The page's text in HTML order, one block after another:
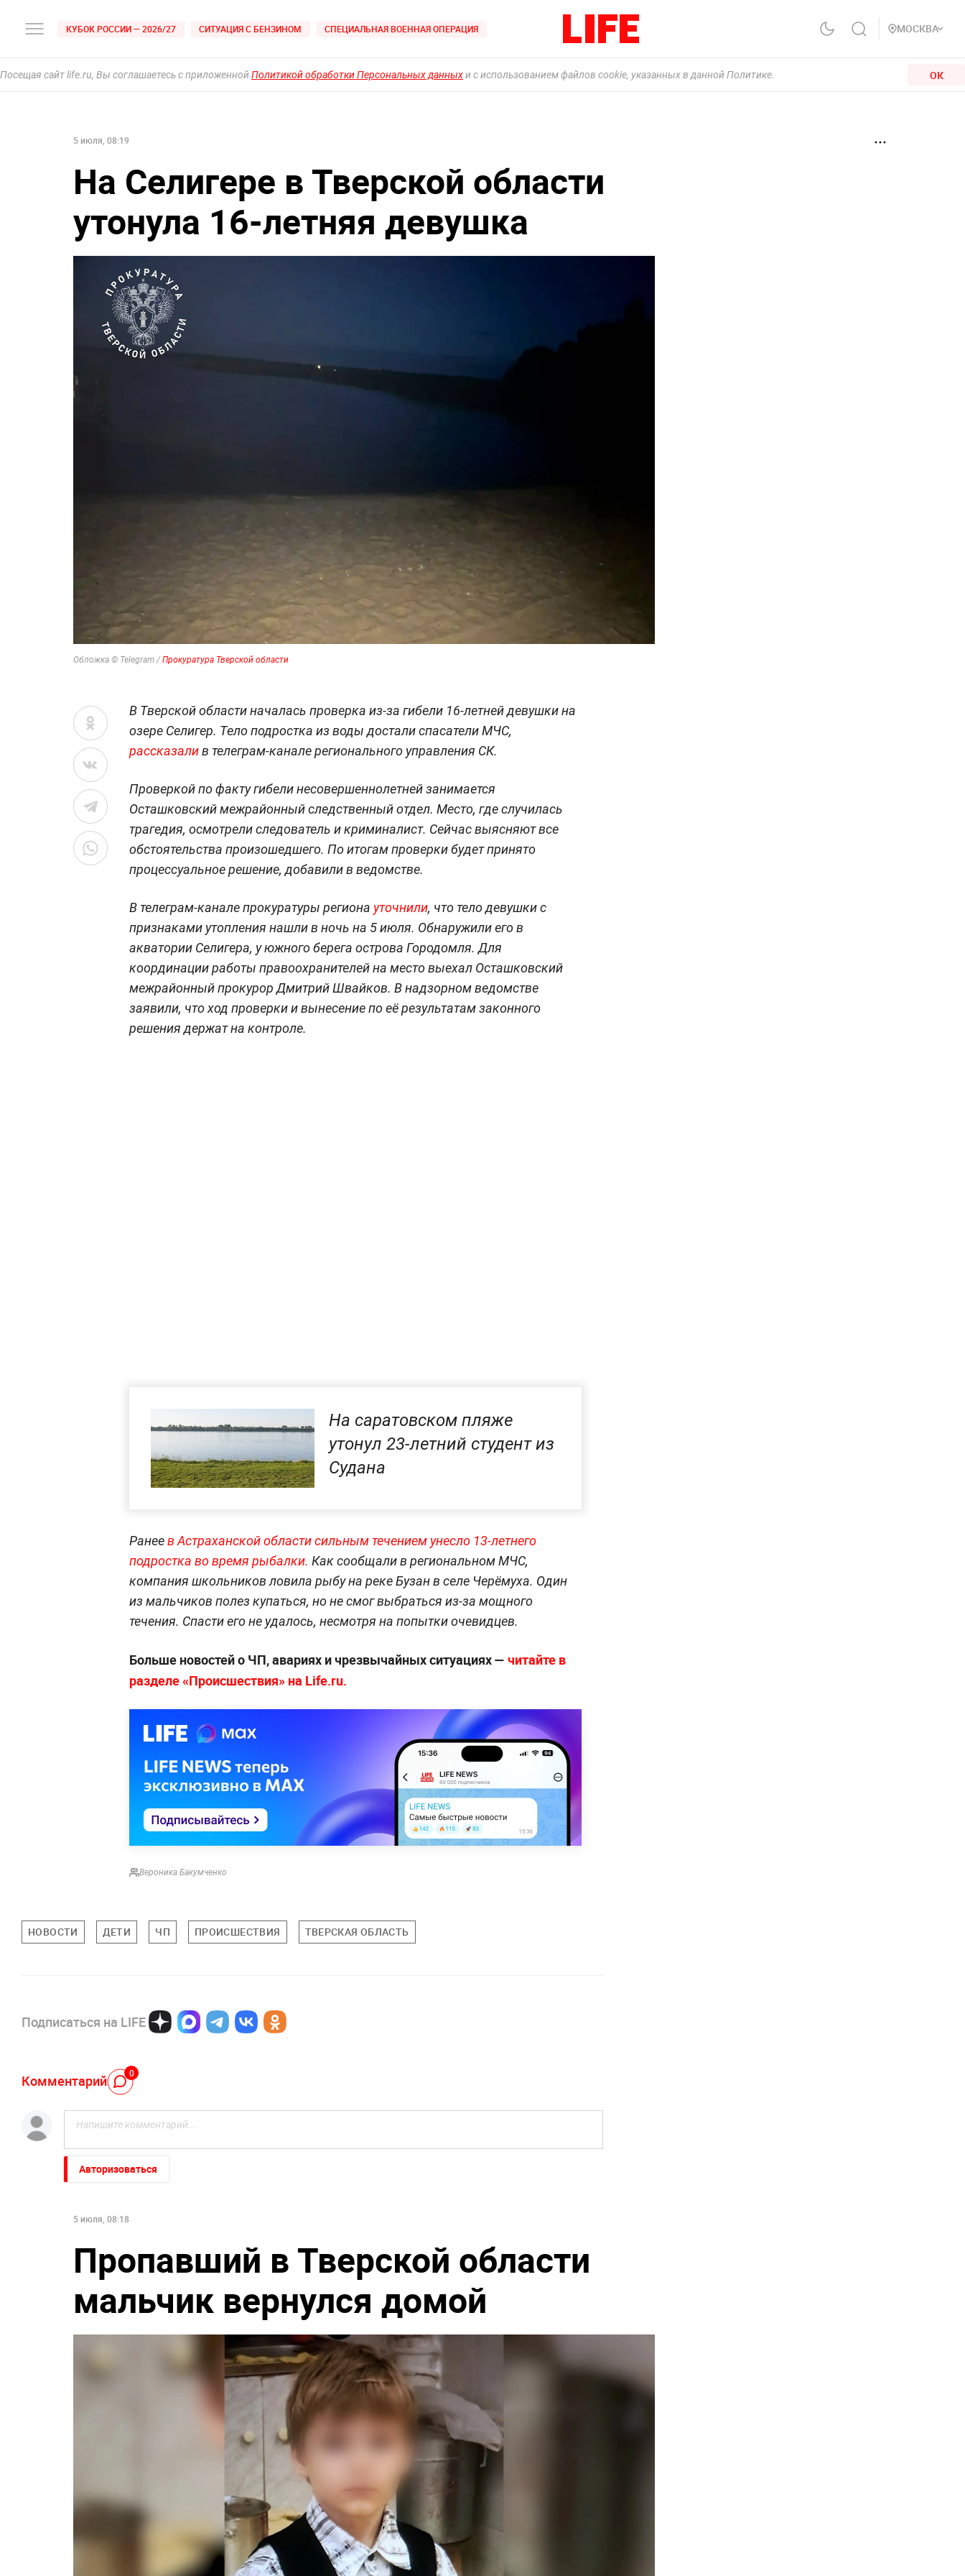
КУБОК РОССИИ — 2026/27 СИТУАЦИЯ С БЕНЗИНОМ СПЕЦИАЛЬНАЯ ВОЕННАЯ ОПЕРАЦИЯ МОСКВА
Посещая сайт life.ru, Вы соглашаетесь с приложеннойПолитикой обработки Персональных данныхи с использованием файлов cookie, указанных в данной Политике. ОК
5 июля, 08:19
На Селигере в Тверской области
утонула 16-летняя девушка
Обложка © Telegram / Прокуратура Тверской области
В Тверской области началась проверка из-за гибели 16-летней девушки на
озере Селигер. Тело подростка из воды достали спасатели МЧС,
рассказалив телеграм-канале регионального управления СК.
Проверкой по факту гибели несовершеннолетней занимается
Осташковский межрайонный следственный отдел. Место, где случилась
трагедия, осмотрели следователь и криминалист. Сейчас выясняют все
обстоятельства произошедшего. По итогам проверки будет принято
процессуальное решение, добавили в ведомстве.
В телеграм-канале прокуратуры региона уточнили, что тело девушки с
признаками утопления нашли в ночь на 5 июля. Обнаружили его в
акватории Селигера, у южного берега острова Городомля. Для
координации работы правоохранителей на место выехал Осташковский
межрайонный прокурор Дмитрий Швайков. В надзорном ведомстве
заявили, что ход проверки и вынесение по её результатам законного
решения держат на контроле.
На саратовском пляже
утонул 23-летний студент из
Судана
Ранеев Астраханской области сильным течением унесло 13-летнего
подростка во время рыбалки. Как сообщали в региональном МЧС,
компания школьников ловила рыбу на реке Бузан в селе Черёмуха. Один
из мальчиков полез купаться, но не смог выбраться из-за мощного
течения. Спасти его не удалось, несмотря на попытки очевидцев.
Больше новостей о ЧП, авариях и чрезвычайных ситуациях — читайте в
разделе «Происшествия» на Life.ru.
Вероника Бакумченко
НОВОСТИ ДЕТИ ЧП ПРОИСШЕСТВИЯ ТВЕРСКАЯ ОБЛАСТЬ
Подписаться на LIFE
Комментарий 0
Авторизоваться
5 июля, 08:18
Пропавший в Тверской области
мальчик вернулся домой